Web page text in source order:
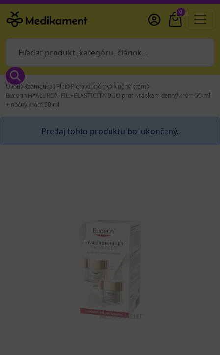
0
Úvod Kozmetika Pleť Pleťové krémy Nočný krém
Eucerin HYALURON-FIL.+ELASTICITY DUO proti vráskam denný krém 50 ml
+ nočný krém 50 ml
Predaj tohto produktu bol ukončený.